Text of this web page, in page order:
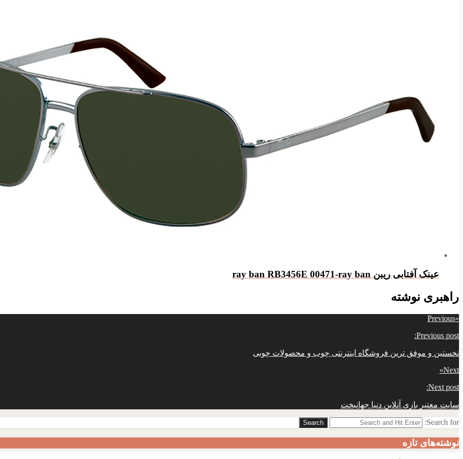
عینک آفتابی ریبن ray ban RB3456E 00471-ray ban
راهبری نوشته
«
Previous
Previous post:
نخستین و موفق ترین فروشگاه اینترنتی چوب و محصولات چوبی
Next
»
Next post:
سایت معتبر بازی آنلاین دنیا جهانبخت
Search for:
Search
نوشته‌های تازه